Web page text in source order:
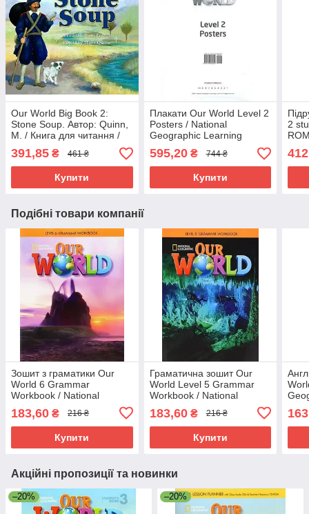
Our World Big Book 2:
Stone Soup. Автор: Quinn,
M. / Книга для читання /
NGL
391,85 ₴ 461 ₴
Купити
Плакати Our World Level 2
Posters / National
Geographic Learning
595,20₴ 744 ₴
Купити
2
412
Подібні товари компанії
Зошит з граматики Our
World 6 Grammar
Workbook / National
183,60 ₴ 216 ₴
Купити
Граматична зошит Our
World Level 5 Grammar
Workbook / National
183,60₴ 216 ₴
Купити
Акційні пропозиції та новинки
–20% –20%